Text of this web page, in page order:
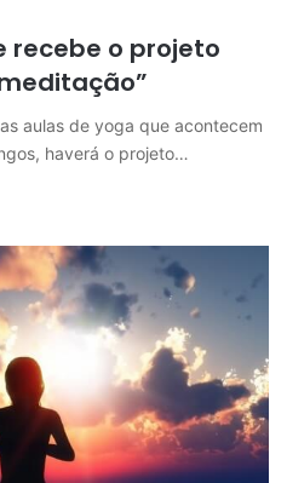
recebe o projeto
aulas de yoga que acontecem
haverá o projeto…